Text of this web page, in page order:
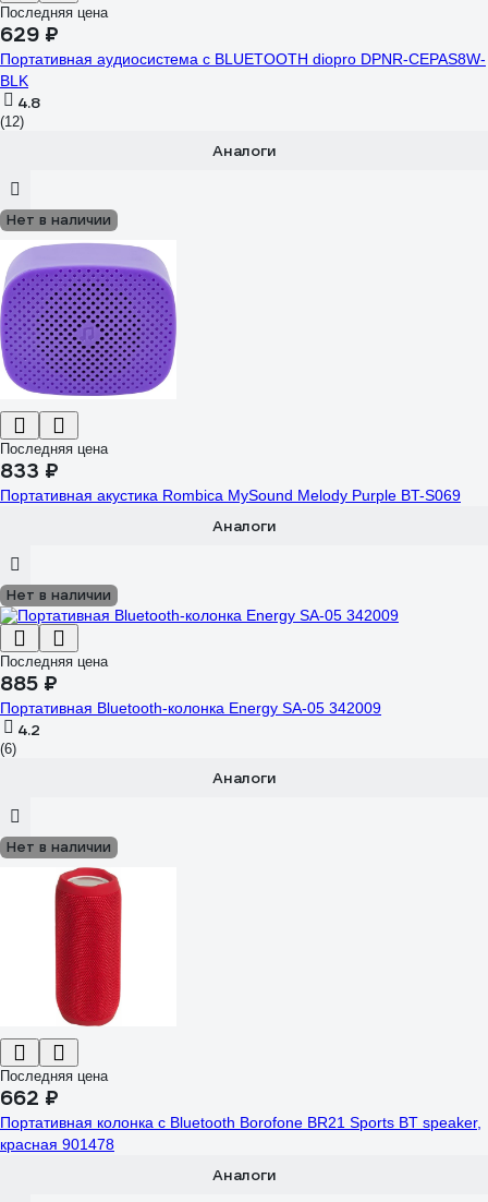
Последняя цена
629 ₽
Портативная аудиосистема с BLUETOOTH diopro DPNR-CEPAS8W-
BLK
4.8
(12)
Аналоги
Нет в наличии
Последняя цена
833 ₽
Портативная акустика Rombica MySound Melody Purple BT-S069
Аналоги
Нет в наличии
Последняя цена
885 ₽
Портативная Bluetooth-колонка Energy SA-05 342009
4.2
(6)
Аналоги
Нет в наличии
Последняя цена
662 ₽
Портативная колонка с Bluetooth Borofone BR21 Sports BT speaker,
красная 901478
Аналоги